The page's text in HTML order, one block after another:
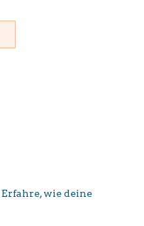
Erfahre, wie deine